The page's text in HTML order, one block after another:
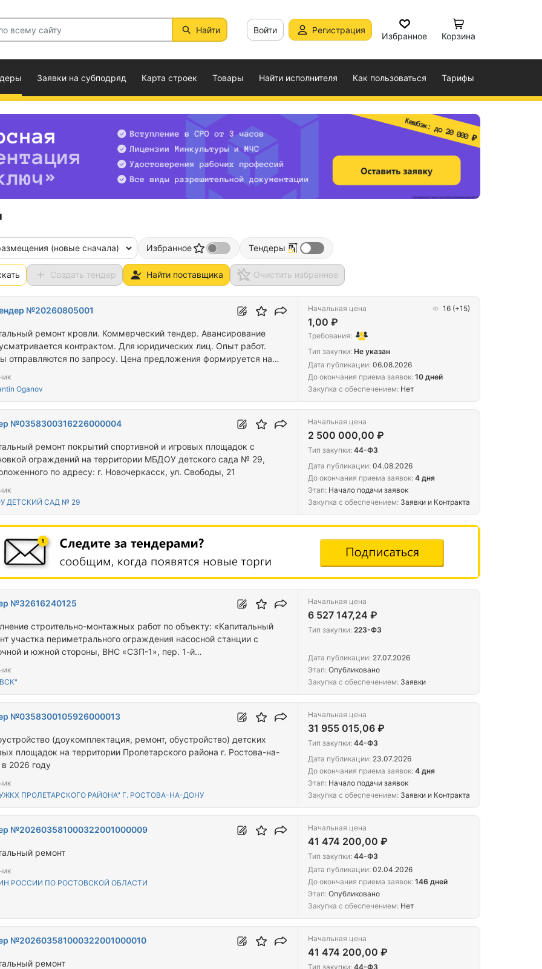
Найти Войти Регистрация
Избранное Корзина
Заявки на субподряд Карта строек Товары Найти исполнителя Как пользоваться Тарифы
(новые сначала) Избранное Тендеры
Создать тендер Найти поставщика Очистить избранное
№20260805001
ремонт кровли. Коммерческий тендер. Авансирование
контрактом. Для юридических лиц. Опыт работ.
отправляются по запросу. Цена предложения формируется на
Oganov
Начальная цена
1,00 ₽
16 (+15)
Требования:
Тип закупки: Не указан
Дата публикации: 06.08.2026
До окончания приема заявок: 10 дней
Закупка с обеспечением: Нет
№0358300316226000004
ремонт покрытий спортивной и игровых площадок с
ограждений на территории МБДОУ детского сада № 29,
по адресу: г. Новочеркасск, ул. Свободы, 21
ДЕТСКИЙ САД № 29
Начальная цена
2 500 000,00 ₽
Тип закупки: 44-ФЗ
Дата публикации: 04.08.2026
До окончания приема заявок: 4 дня
Этап: Начало подачи заявок
Закупка с обеспечением: Заявки и Контракта
№32616240125
строительно-монтажных работ по объекту: «Капитальный
участка периметрального ограждения насосной станции с
и южной стороны, ВНС «СЗП-1», пер. 1-й
Начальная цена
6 527 147,24 ₽
Тип закупки: 223-ФЗ
Дата публикации: 27.07.2026
Этап: Опубликовано
Закупка с обеспечением: Заявки
№0358300105926000013
(доукомплектация, ремонт, обустройство) детских
площадок на территории Пролетарского района г. Ростова-на-
2026 году
ПРОЛЕТАРСКОГО РАЙОНА" Г. РОСТОВА-НА-ДОНУ
Начальная цена
31 955 015,06 ₽
Тип закупки: 44-ФЗ
Дата публикации: 23.07.2026
До окончания приема заявок: 4 дня
Этап: Начало подачи заявок
Закупка с обеспечением: Заявки и Контракта
№202603581000322001000009
ремонт
РОССИИ ПО РОСТОВСКОЙ ОБЛАСТИ
Начальная цена
41 474 200,00 ₽
Тип закупки: 44-ФЗ
Дата публикации: 02.04.2026
До окончания приема заявок: 146 дней
Этап: Опубликовано
Закупка с обеспечением: Нет
№202603581000322001000010
ремонт
Начальная цена
41 474 200,00 ₽
Тип закупки: 44-ФЗ